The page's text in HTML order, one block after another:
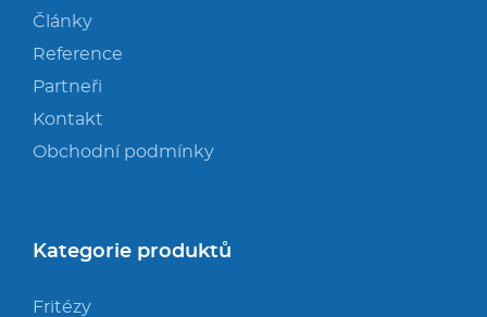
Vařiče a výrobníky těstovin
Ostatní
BAZAR
Články
Reference
Partneři
Kontakt
Obchodní podmínky
Kategorie produktů
Fritézy